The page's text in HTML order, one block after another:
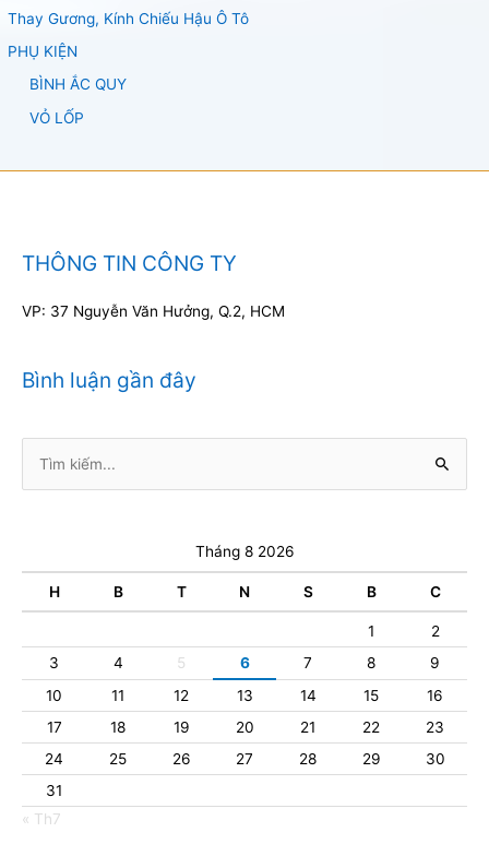
Thay Gương, Kính Chiếu Hậu Ô Tô
PHỤ KIỆN
BÌNH ẮC QUY
VỎ LỐP
THÔNG TIN CÔNG TY
VP: 37 Nguyễn Văn Hưởng, Q.2, HCM
Bình luận gần đây
kiếm:
Tháng 8 2026
H B T N S B C
1
2
3
4 5 6 7 8
9
10
11 12 13 14 15
16
17
18 19 20 21 22
23
24
25 26 27 28 29
30
31
« Th7